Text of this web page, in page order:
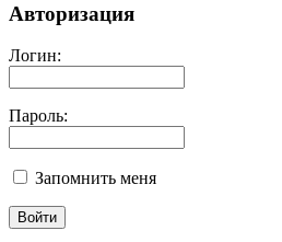
Авторизация
Логин:
Пароль:
Запомнить меня